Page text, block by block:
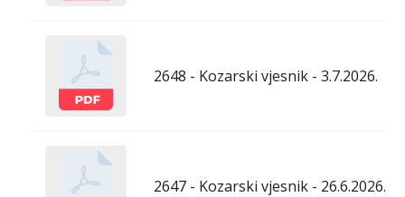
2648 - Kozarski vjesnik - 3.7.2026.
2647 - Kozarski vjesnik - 26.6.2026.